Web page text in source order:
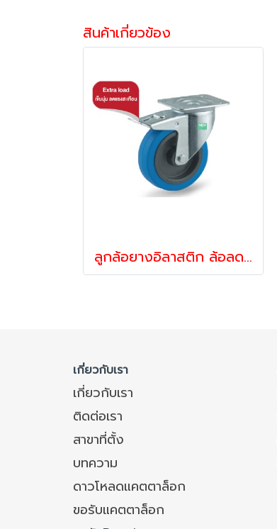
สินค้าเกี่ยวข้อง
ลูกล้อยางอิลาสติก ล้อลดแรงสั่นสะเทือน ล้อไม่ทำพื้นเป็นรอย ล้อลดเสียง รับน้ำหนัก 160-375 กก.ล้อแป้นเบรก รุ่น UFR ยี่ห้อ TENTE 12790,12806
เกี่ยวกับเรา
เกี่ยวกับเรา
ติดต่อเรา
สาขาที่ตั้ง
บทความ
ดาวโหลดแคตตาล็อก
ขอรับแคตตาล็อก